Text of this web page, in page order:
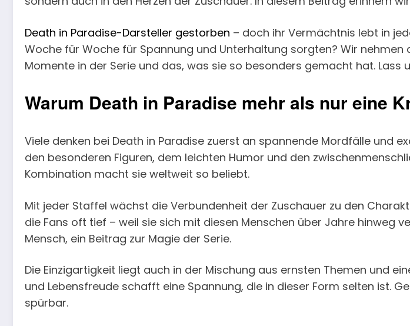
Death in Paradise-Darsteller gestorben – doch ihr Vermächtnis lebt in
Woche für Woche für Spannung und Unterhaltung sorgten? Wir
Momente in der Serie und das, was sie so besonders gemacht hat. Lass
Warum Death in Paradise mehr als nur eine
Viele denken bei Death in Paradise zuerst an spannende Mordfälle und
den besonderen Figuren, dem leichten Humor und den
Kombination macht sie weltweit so beliebt.
Mit jeder Staffel wächst die Verbundenheit der Zuschauer zu den
die Fans oft tief – weil sie sich mit diesen Menschen über Jahre hinweg
Mensch, ein Beitrag zur Magie der Serie.
Die Einzigartigkeit liegt auch in der Mischung aus ernsten Themen und
und Lebensfreude schafft eine Spannung, die in dieser Form selten ist.
spürbar.